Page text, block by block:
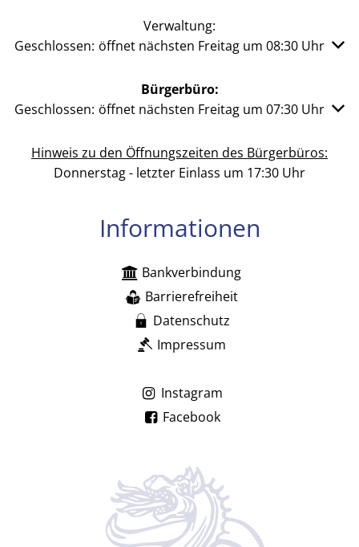
Verwaltung:
Klicken, um weitere Öffnungs- oder Schließzeiten
Geschlossen: öffnet nächsten Freitag um 08:30 Uhr
Bürgerbüro:
Klicken, um weitere Öffnungs- oder Schließzeiten
Geschlossen: öffnet nächsten Freitag um 07:30 Uhr
Hinweis zu den Öffnungszeiten des Bürgerbüros:
Donnerstag - letzter Einlass um 17:30 Uhr
Informationen
Bankverbindung
Barrierefreiheit
Datenschutz
Impressum
Instagram
Facebook